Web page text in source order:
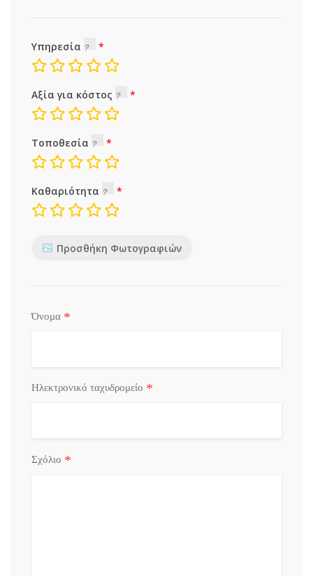
Υπηρεσία
Αξία για κόστος
Τοποθεσία
Καθαριότητα
Προσθήκη Φωτογραφιών
Όνομα *
Ηλεκτρονικό ταχυδρομείο *
Σχόλιο *